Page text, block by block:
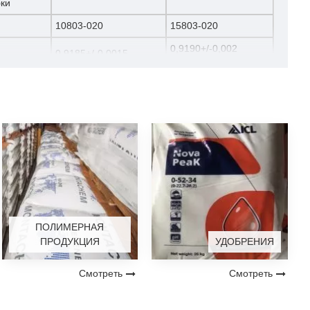
10803-020 15803-020
0,9185+/-0,0015 0,9190+/-0,002
+/-5 +/-6
5 8
9,3 9,3
12,2 11,3
550 600
ПОЛИМЕРНАЯ
ПРОДУКЦИЯ
Смотреть
УДОБРЕНИЯ
Смотреть